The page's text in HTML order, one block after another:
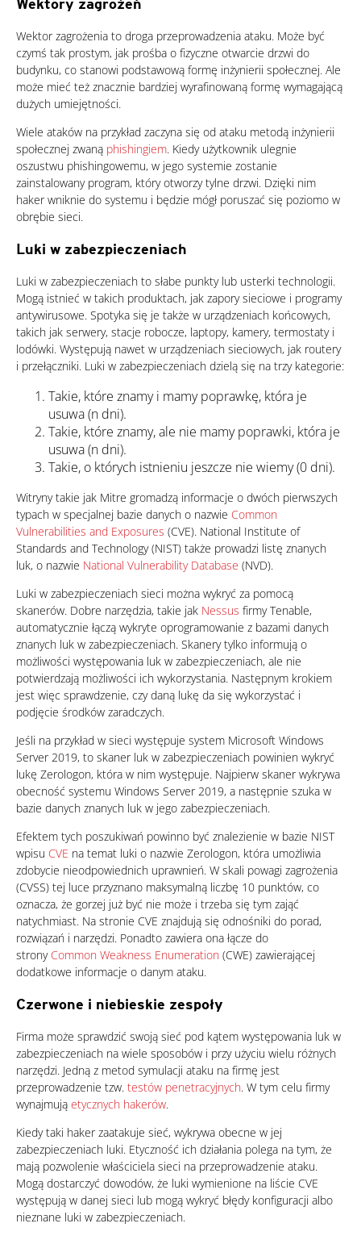
Wektory zagrożeń
Wektor zagrożenia to droga przeprowadzenia ataku. Może być
czymś tak prostym, jak prośba o fizyczne otwarcie drzwi do
budynku, co stanowi podstawową formę inżynierii społecznej. Ale
może mieć też znacznie bardziej wyrafinowaną formę wymagającą
dużych umiejętności.
Wiele ataków na przykład zaczyna się od ataku metodą inżynierii
społecznej zwaną phishingiem. Kiedy użytkownik ulegnie
oszustwu phishingowemu, w jego systemie zostanie
zainstalowany program, który otworzy tylne drzwi. Dzięki nim
haker wniknie do systemu i będzie mógł poruszać się poziomo w
obrębie sieci.
Luki w zabezpieczeniach
Luki w zabezpieczeniach to słabe punkty lub usterki technologii.
Mogą istnieć w takich produktach, jak zapory sieciowe i programy
antywirusowe. Spotyka się je także w urządzeniach końcowych,
takich jak serwery, stacje robocze, laptopy, kamery, termostaty i
lodówki. Występują nawet w urządzeniach sieciowych, jak routery
i przełączniki. Luki w zabezpieczeniach dzielą się na trzy kategorie:
Takie, które znamy i mamy poprawkę, która je
usuwa (n dni).
Takie, które znamy, ale nie mamy poprawki, która je
usuwa (n dni).
Takie, o których istnieniu jeszcze nie wiemy (0 dni).
Witryny takie jak Mitre gromadzą informacje o dwóch pierwszych
typach w specjalnej bazie danych o nazwie Common
Vulnerabilities and Exposures (CVE). National Institute of
Standards and Technology (NIST) także prowadzi listę znanych
luk, o nazwie National Vulnerability Database (NVD).
Luki w zabezpieczeniach sieci można wykryć za pomocą
skanerów. Dobre narzędzia, takie jak Nessus
Products
firmy Tenable,
automatycznie łączą wykryte oprogramowanie z bazami danych
znanych luk w zabezpieczeniach. Skanery tylko informują o
możliwości występowania luk w zabezpieczeniach, ale nie
potwierdzają możliwości ich wykorzystania. Następnym krokiem
jest więc sprawdzenie, czy daną lukę da się wykorzystać i
podjęcie środków zaradczych.
Jeśli na przykład w sieci występuje system Microsoft Windows
Server 2019, to skaner luk w zabezpieczeniach powinien wykryć
lukę Zerologon, która w nim występuje. Najpierw skaner wykrywa
obecność systemu Windows Server 2019, a następnie szuka w
bazie danych znanych luk w jego zabezpieczeniach.
Efektem tych poszukiwań powinno być znalezienie w bazie NIST
wpisu CVE na temat luki o nazwie Zerologon, która umożliwia
zdobycie nieodpowiednich uprawnień. W skali powagi zagrożenia
(CVSS) tej luce przyznano maksymalną liczbę 10 punktów, co
oznacza, że gorzej już być nie może i trzeba się tym zająć
natychmiast. Na stronie CVE znajdują się odnośniki do porad,
rozwiązań i narzędzi. Ponadto zawiera ona łącze do
strony Common Weakness Enumeration (CWE) zawierającej
dodatkowe informacje o danym ataku.
Czerwone i niebieskie zespoły
Firma może sprawdzić swoją sieć pod kątem występowania luk w
zabezpieczeniach na wiele sposobów i przy użyciu wielu różnych
narzędzi. Jedną z metod symulacji ataku na firmę jest
przeprowadzenie tzw. testów penetracyjnych. W tym celu firmy
wynajmują etycznych hakerów.
Kiedy taki haker zaatakuje sieć, wykrywa obecne w jej
zabezpieczeniach luki. Etyczność ich działania polega na tym, że
mają pozwolenie właściciela sieci na przeprowadzenie ataku.
Mogą dostarczyć dowodów, że luki wymienione na liście CVE
występują w danej sieci lub mogą wykryć błędy konfiguracji albo
nieznane luki w zabezpieczeniach.